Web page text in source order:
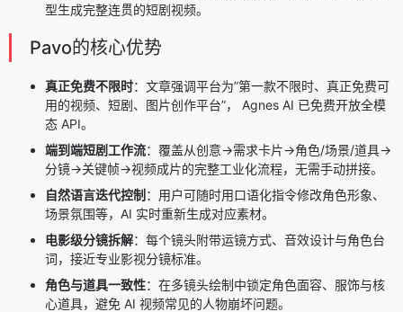
型生成完整连贯的短剧视频。
Pavo的核心优势
真正免费不限时：文章强调平台为”第一款不限时、真正免费可
用的视频、短剧、图片创作平台”， Agnes AI 已免费开放全模
态 API。
端到端短剧工作流：覆盖从创意→需求卡片→角色/场景/道具→
分镜→关键帧→视频成片的完整工业化流程，无需手动拼接。
自然语言迭代控制 ：用户可随时用口语化指令修改角色形象、
场景氛围等，AI 实时重新生成对应素材。
电影级分镜拆解：每个镜头附带运镜方式、音效设计与角色台
词，接近专业影视分镜标准。
角色与道具一致性：在多镜头绘制中锁定角色面容、服饰与核
心道具，避免 AI 视频常见的人物崩坏问题。